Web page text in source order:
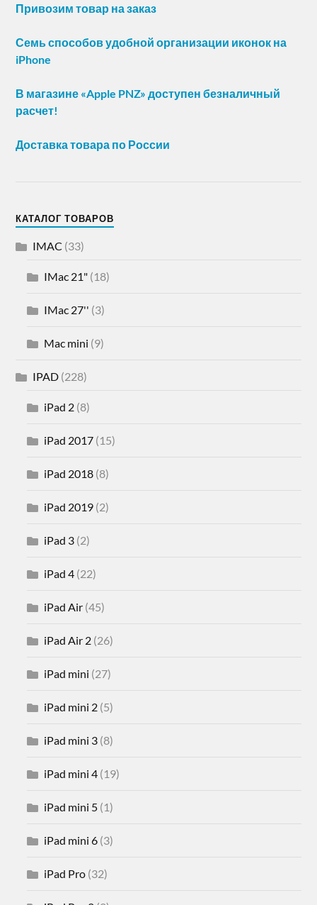
Привозим товар на заказ
Семь способов удобной организации иконок на
iPhone
В магазине «Apple PNZ» доступен безналичный
расчет!
Доставка товара по России
КАТАЛОГ ТОВАРОВ
IMAC (33)
IMac 21" (18)
IMac 27'' (3)
Mac mini (9)
IPAD (228)
iPad 2 (8)
iPad 2017 (15)
iPad 2018 (8)
iPad 2019 (2)
iPad 3 (2)
iPad 4 (22)
iPad Air (45)
iPad Air 2 (26)
iPad mini (27)
iPad mini 2 (5)
iPad mini 3 (8)
iPad mini 4 (19)
iPad mini 5 (1)
iPad mini 6 (3)
iPad Pro (32)